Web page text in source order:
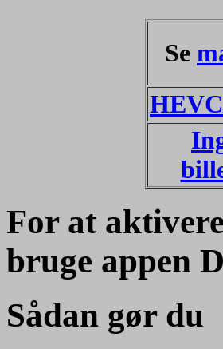
Se
For at
bruge appen
Sådan gør du